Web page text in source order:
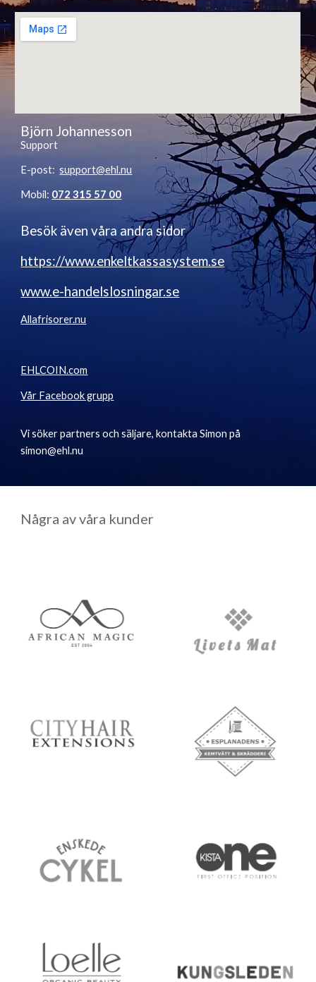
Björn Johannesson
Support
E-post:support@ehl.nu
Mobil: 072 315 57 00
Besök även våra andra sidor
https://www.enkeltkassasystem.se
www.e-handelslosningar.se
Allafrisorer.nu
EHLCOIN.com
Vår Facebook grupp
Vi söker partners och säljare, kontakta Simon på
simon@ehl.nu
Några av våra kunder